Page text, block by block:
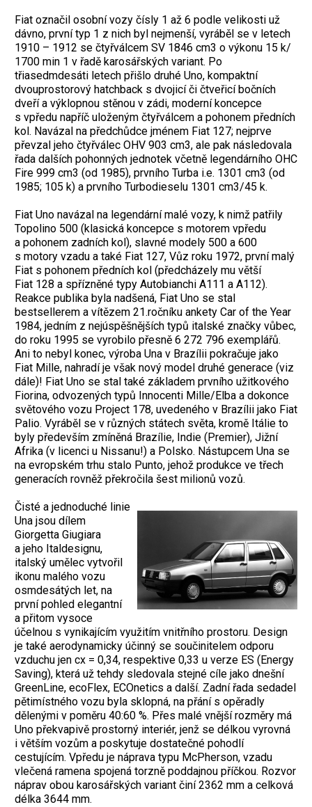
Fiat označil osobní vozy čísly 1 až 6 podle velikosti už
dávno, první typ 1 z nich byl nejmenší, vyráběl se v letech
1910 – 1912 se čtyřválcem SV 1846 cm3 o výkonu 15 k/
1700 min 1 v řadě karosářských variant. Po
třiasedmdesáti letech přišlo druhé Uno, kompaktní
dvouprostorový hatchback s dvojicí či čtveřicí bočních
dveří a výklopnou stěnou v zádi, moderní koncepce
s vpředu napříč uloženým čtyřválcem a pohonem předních
kol. Navázal na předchůdce jménem Fiat 127; nejprve
převzal jeho čtyřválec OHV 903 cm3, ale pak následovala
řada dalších pohonných jednotek včetně legendárního OHC
Fire 999 cm3 (od 1985), prvního Turba i.e. 1301 cm3 (od
1985; 105 k) a prvního Turbodieselu 1301 cm3/45 k.
Fiat Uno navázal na legendární malé vozy, k nimž patřily
Topolino 500 (klasická koncepce s motorem vpředu
a pohonem zadních kol), slavné modely 500 a 600
s motory vzadu a také Fiat 127, Vůz roku 1972, první malý
Fiat s pohonem předních kol (předcházely mu větší
Fiat 128 a spřízněné typy Autobianchi A111 a A112).
Reakce publika byla nadšená, Fiat Uno se stal
bestsellerem a vítězem 21.ročníku ankety Car of the Year
1984, jedním z nejúspěšnějších typů italské značky vůbec,
do roku 1995 se vyrobilo přesně 6 272 796 exemplářů.
Ani to nebyl konec, výroba Una v Brazílii pokračuje jako
Fiat Mille, nahradí je však nový model druhé generace (viz
dále)! Fiat Uno se stal také základem prvního užitkového
Fiorina, odvozených typů Innocenti Mille/Elba a dokonce
světového vozu Project 178, uvedeného v Brazílii jako Fiat
Palio. Vyráběl se v různých státech světa, kromě Itálie to
byly především zmíněná Brazílie, Indie (Premier), Jižní
Afrika (v licenci u Nissanu!) a Polsko. Nástupcem Una se
na evropském trhu stalo Punto, jehož produkce ve třech
generacích rovněž překročila šest milionů vozů.
Čisté a jednoduché linie
Una jsou dílem
Giorgetta Giugiara
a jeho Italdesignu,
italský umělec vytvořil
ikonu malého vozu
osmdesátých let, na
první pohled elegantní
a přitom vysoce
účelnou s vynikajícím využitím vnitřního prostoru. Design
je také aerodynamicky účinný se součinitelem odporu
vzduchu jen cx = 0,34, respektive 0,33 u verze ES (Energy
Saving), která už tehdy sledovala stejné cíle jako dnešní
GreenLine, ecoFlex, ECOnetics a další. Zadní řada sedadel
pětimístného vozu byla sklopná, na přání s opěradly
dělenými v poměru 40:60 %. Přes malé vnější rozměry má
Uno překvapivě prostorný interiér, jenž se délkou vyrovná
i větším vozům a poskytuje dostatečné pohodlí
cestujícím. Vpředu je náprava typu McPherson, vzadu
vlečená ramena spojená torzně poddajnou příčkou. Rozvor
náprav obou karosářských variant činí 2362 mm a celková
délka 3644 mm.